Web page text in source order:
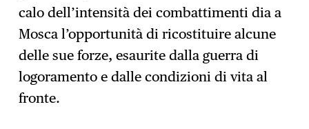
calo dell’intensità dei combattimenti dia a
Mosca l’opportunità di ricostituire alcune
delle sue forze, esaurite dalla guerra di
logoramento e dalle condizioni di vita al
fronte.